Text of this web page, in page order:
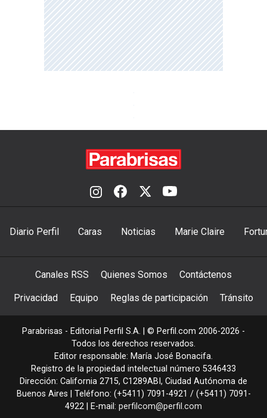
Diario Perfil Caras Noticias Marie Claire
Canales RSS Quienes Somos Contáctenos
Privacidad Equipo Reglas de participación Tránsito
Parabrisas - Editorial Perfil S.A. | © Perfil.com 2006-2026 -
Todos los derechos reservados.
Editor responsable: María José Bonacifa.
Registro de la propiedad intelectual número 5346433
Dirección: California 2715, C1289ABI , Ciudad Autónoma de
Buenos Aires | Teléfono: (+5411) 7091-4921 / (+5411) 7091-
4922 | E-mail: perfilcom@perfil.com